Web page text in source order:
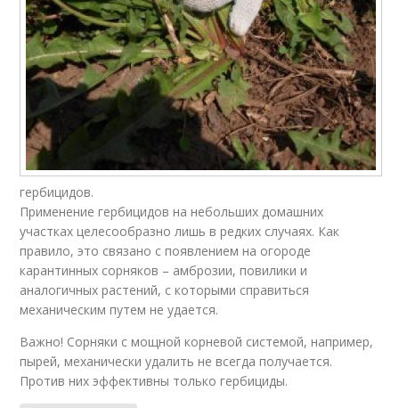
гербицидов.
Применение гербицидов на небольших домашних
участках целесообразно лишь в редких случаях. Как
правило, это связано с появлением на огороде
карантинных сорняков – амброзии, повилики и
аналогичных растений, с которыми справиться
механическим путем не удается.
Важно! Сорняки с мощной корневой системой, например,
пырей, механически удалить не всегда получается.
Против них эффективны только гербициды.